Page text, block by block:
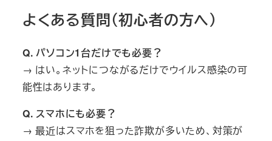
よくある質問（初心者の方へ）
Q. パソコン1台だけでも必要？
→ はい。ネットにつながるだけでウイルス感染の可
能性はあります。
Q. スマホにも必要？
→ 最近はスマホを狙った詐欺が多いため、対策が